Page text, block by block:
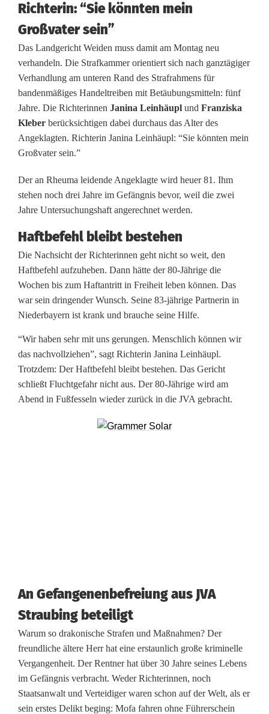
r
w
i
s
c
h
t
:
8
-
J
ä
h
r
i
g
e
n
H
a
f
t
Richterin: “Sie könnten mein
Großvater sein”
Das Landgericht Weiden muss damit am Montag neu
verhandeln. Die Strafkammer orientiert sich nach ganztägiger
Verhandlung am unteren Rand des Strafrahmens für
bandenmäßiges Handeltreiben mit Betäubungsmitteln: fünf
Jahre. Die Richterinnen Janina Leinhäupl und Franziska
Kleber berücksichtigen dabei durchaus das Alter des
Angeklagten. Richterin Janina Leinhäupl: “Sie könnten mein
Großvater sein.”
Der an Rheuma leidende Angeklagte wird heuer 81. Ihm
stehen noch drei Jahre im Gefängnis bevor, weil die zwei
Jahre Untersuchungshaft angerechnet werden.
Haftbefehl bleibt bestehen
Die Nachsicht der Richterinnen geht nicht so weit, den
Haftbefehl aufzuheben. Dann hätte der 80-Jährige die
Wochen bis zum Haftantritt in Freiheit leben können. Das
war sein dringender Wunsch. Seine 83-jährige Partnerin in
Niederbayern ist krank und brauche seine Hilfe.
“Wir haben sehr mit uns gerungen. Menschlich können wir
das nachvollziehen”, sagt Richterin Janina Leinhäupl.
Trotzdem: Der Haftbefehl bleibt bestehen. Das Gericht
schließt Fluchtgefahr nicht aus. Der 80-Jährige wird am
Abend in Fußfesseln wieder zurück in die JVA gebracht.
An Gefangenenbefreiung aus JVA
Straubing beteiligt
Warum so drakonische Strafen und Maßnahmen? Der
freundliche ältere Herr hat eine erstaunlich große kriminelle
Vergangenheit. Der Rentner hat über 30 Jahre seines Lebens
im Gefängnis verbracht. Weder Richterinnen, noch
Staatsanwalt und Verteidiger waren schon auf der Welt, als er
sein erstes Delikt beging: Mofa fahren ohne Führerschein